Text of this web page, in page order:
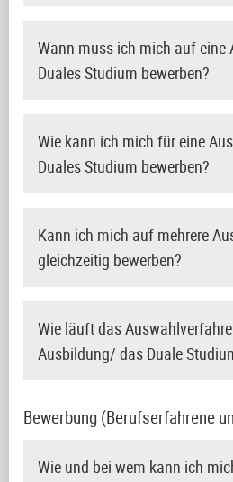
Wann muss ich mich auf eine
Duales Studium bewerben?
Wie kann ich mich für eine
Duales Studium bewerben?
Kann ich mich auf mehrere
gleichzeitig bewerben?
Wie läuft das
Ausbildung/ das Duale
Bewerbung (Berufserfahrene
Wie und bei wem kann ich